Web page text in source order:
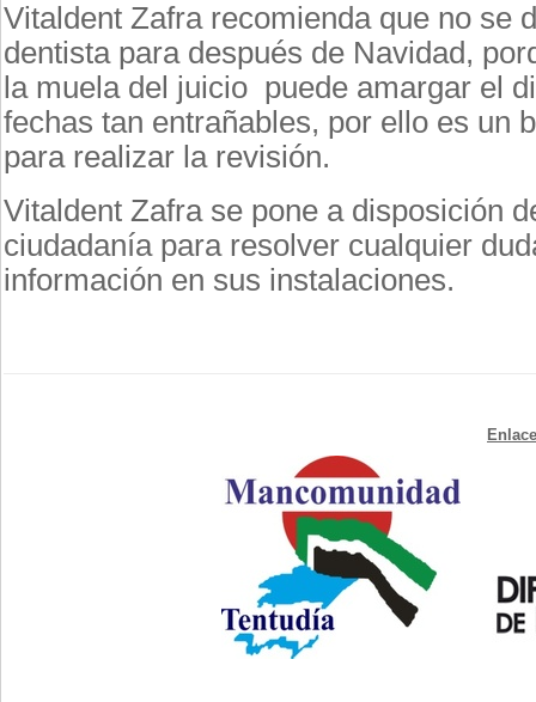
Vitaldent Zafra recomienda que no se
dentista para después de Navidad,
la muela del juicio puede amargar el
fechas tan entrañables, por ello es un
para realizar la revisión.
Vitaldent Zafra se pone a disposición
ciudadanía para resolver cualquier
información en sus instalaciones.